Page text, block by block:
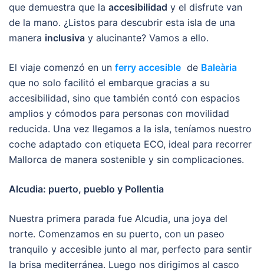
que demuestra que la accesibilidad y el disfrute van
de la mano. ¿Listos para descubrir esta isla de una
manera inclusiva y alucinante? Vamos a ello.
El viaje comenzó en un ferry accesible de Baleària
que no solo facilitó el embarque gracias a su
accesibilidad, sino que también contó con espacios
amplios y cómodos para personas con movilidad
reducida. Una vez llegamos a la isla, teníamos nuestro
coche adaptado con etiqueta ECO, ideal para recorrer
Mallorca de manera sostenible y sin complicaciones.
Alcudia: puerto, pueblo y Pollentia
Nuestra primera parada fue Alcudia, una joya del
norte. Comenzamos en su puerto, con un paseo
tranquilo y accesible junto al mar, perfecto para sentir
la brisa mediterránea. Luego nos dirigimos al casco